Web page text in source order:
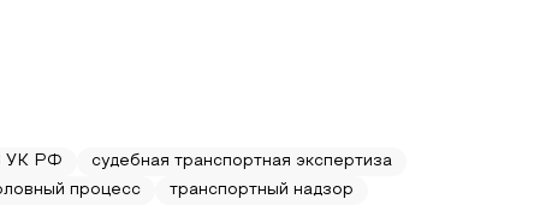
УК РФ
судебная транспортная экспертиза
процесс
транспортный надзор